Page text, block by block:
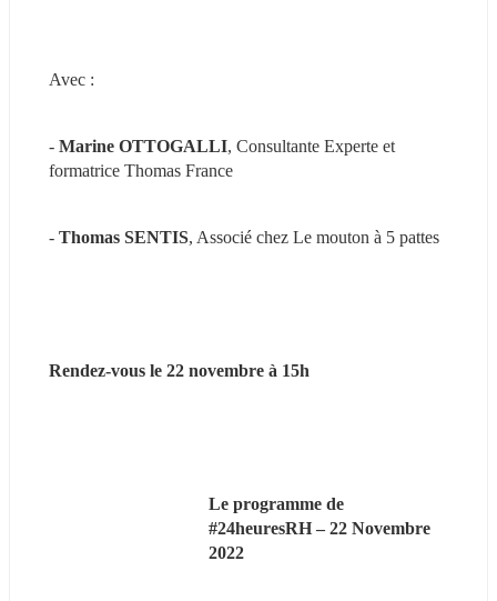
Avec :
- Marine OTTOGALLI, Consultante Experte et
formatrice Thomas France
- Thomas SENTIS, Associé chez Le mouton à 5 pattes
Rendez-vous le 22 novembre à 15h
Le programme de
#24heuresRH – 22 Novembre
2022